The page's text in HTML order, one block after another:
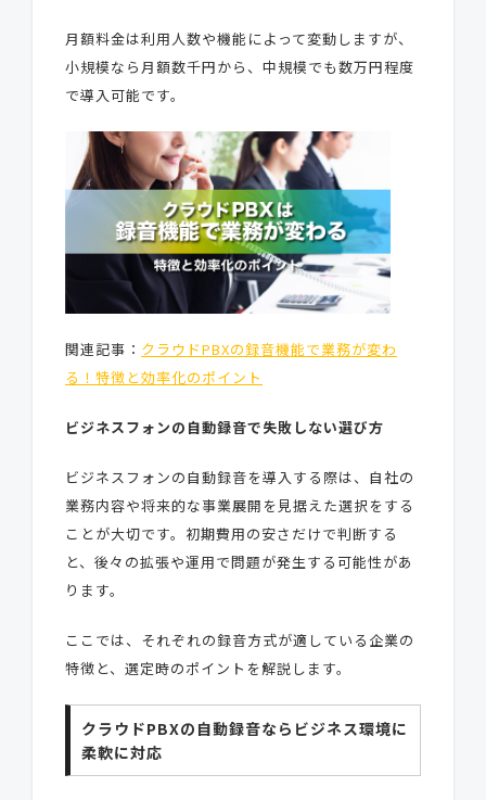
月額料金は利用人数や機能によって変動しますが、
小規模なら月額数千円から、中規模でも数万円程度
で導入可能です。
関連記事： クラウドPBXの録音機能で業務が変わ
る！特徴と効率化のポイント
ビジネスフォンの自動録音で失敗しない選び方
ビジネスフォンの自動録音を導入する際は、自社の
業務内容や将来的な事業展開を見据えた選択をする
ことが大切です。初期費用の安さだけで判断する
と、後々の拡張や運用で問題が発生する可能性があ
ります。
ここでは、それぞれの録音方式が適している企業の
特徴と、選定時のポイントを解説します。
クラウドPBXの自動録音ならビジネス環境に
柔軟に対応